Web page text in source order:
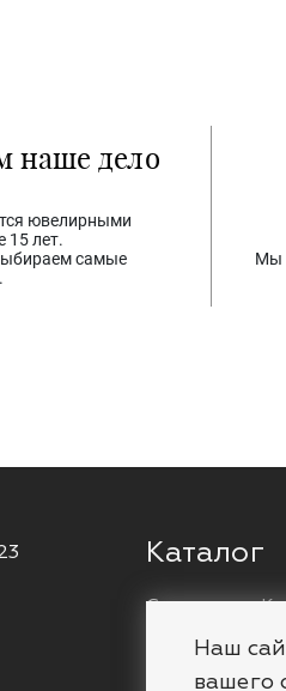
наше дело
ювелирными
15 лет.
самые
Мы
Каталог
Серьги
Каффы
Браслеты
Наш
вашего